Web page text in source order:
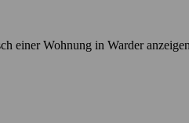
einer Wohnung in Warder